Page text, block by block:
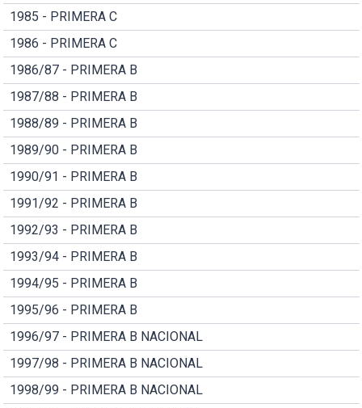
1985 - PRIMERA C
1986 - PRIMERA C
1986/87 - PRIMERA B
1987/88 - PRIMERA B
1988/89 - PRIMERA B
1989/90 - PRIMERA B
1990/91 - PRIMERA B
1991/92 - PRIMERA B
1992/93 - PRIMERA B
1993/94 - PRIMERA B
1994/95 - PRIMERA B
1995/96 - PRIMERA B
1996/97 - PRIMERA B NACIONAL
1997/98 - PRIMERA B NACIONAL
1998/99 - PRIMERA B NACIONAL